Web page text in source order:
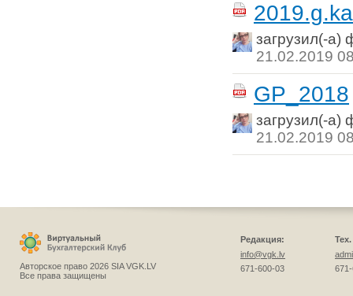
загрузил(-а)
21.02.2019
GP_2018
загрузил(-а)
21.02.2019
Авторское право 2026 SIA VGK.LV
Все права защищены
Редакция:
info@vgk.lv
671-600-03